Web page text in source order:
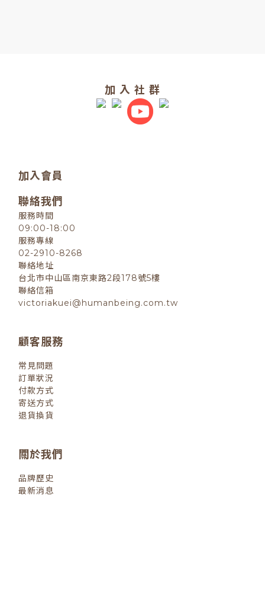
加 入 社 群
加入會員
聯絡我們
服務時間
09:00-18:00
服務專線
02-2910-8268
聯絡地址
台北市中山區南京東路2段178號5樓
聯絡信箱
victoriakuei@humanbeing.com.tw
顧客服務
常見問題
訂單狀況
付款方式
寄送方式
退貨換貨
關於我們
品牌歷史
最新消息